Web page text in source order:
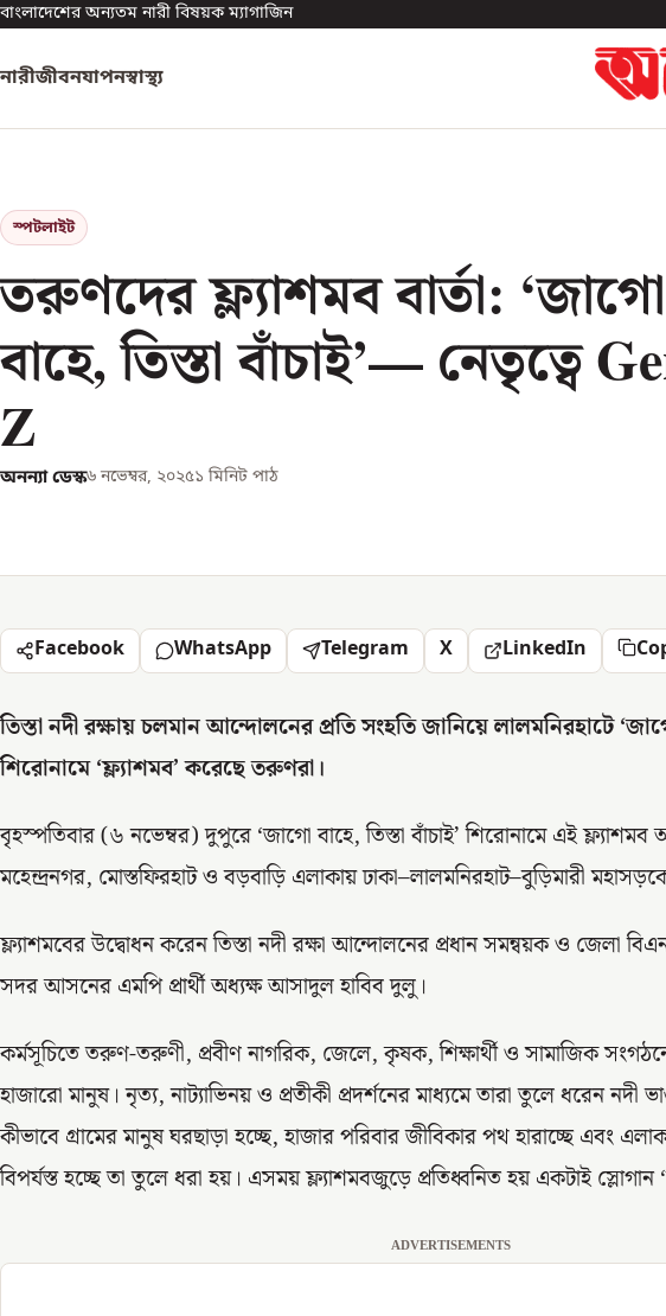
বাংলাদেশের অন্যতম নারী বিষয়ক ম্যাগাজিন
নারীজীবনযাপনস্বাস্থ্য
স্পটলাইট
তরুণদের ফ্ল্যাশমব বার্তা: ‘জাগো
বাহে, তিস্তা বাঁচাই’— নেতৃত্বে
Z
অনন্যা ডেস্ক৬ নভেম্বর, ২০২৫১ মিনিট পাঠ
Facebook WhatsApp Telegram X LinkedIn
তিস্তা নদী রক্ষায় চলমান আন্দোলনের প্রতি সংহতি জানিয়ে লালমনিরহাটে
শিরোনামে ‘ফ্ল্যাশমব’ করেছে তরুণরা।
বৃহস্পতিবার (৬ নভেম্বর) দুপুরে ‘জাগো বাহে, তিস্তা বাঁচাই’ শিরোনামে এই ফ্ল্যাশমব
মহেন্দ্রনগর, মোস্তফিরহাট ও বড়বাড়ি এলাকায় ঢাকা–লালমনিরহাট–বুড়িমারী
ফ্ল্যাশমবের উদ্বোধন করেন তিস্তা নদী রক্ষা আন্দোলনের প্রধান সমন্বয়ক ও জেলা
সদর আসনের এমপি প্রার্থী অধ্যক্ষ আসাদুল হাবিব দুলু।
কর্মসূচিতে তরুণ-তরুণী, প্রবীণ নাগরিক, জেলে, কৃষক, শিক্ষার্থী ও সামাজিক
হাজারো মানুষ। নৃত্য, নাট্যাভিনয় ও প্রতীকী প্রদর্শনের মাধ্যমে তারা তুলে ধরেন নদী
কীভাবে গ্রামের মানুষ ঘরছাড়া হচ্ছে, হাজার পরিবার জীবিকার পথ হারাচ্ছে এবং
বিপর্যস্ত হচ্ছে তা তুলে ধরা হয়। এসময় ফ্ল্যাশমবজুড়ে প্রতিধ্বনিত হয় একটাই স্লোগান
ADVERTISEMENTS